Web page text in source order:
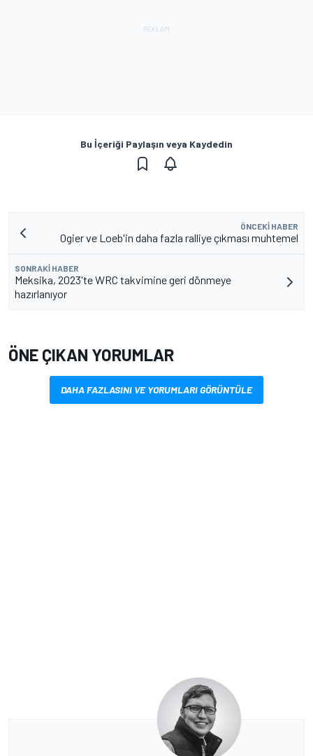
Bu İçeriği Paylaşın veya Kaydedin
ÖNCEKI HABER
Ogier ve Loeb'in daha fazla ralliye çıkması muhtemel
SONRAKI HABER
Meksika, 2023'te WRC takvimine geri dönmeye
hazırlanıyor
ÖNE ÇIKAN YORUMLAR
DAHA FAZLASINI VE YORUMLARI GÖRÜNTÜLE